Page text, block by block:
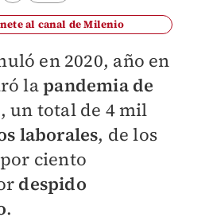
al canal de Milenio
en 2020, año en
lapandemia de
, un total de 4 mil
laborales, de los
ciento
despido
.